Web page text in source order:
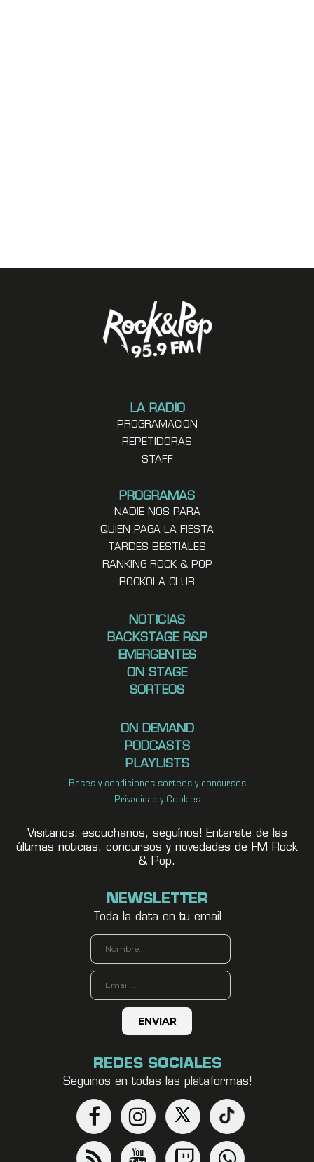
LA RADIO
PROGRAMACION
REPETIDORAS
STAFF
PROGRAMAS
NADIE NOS PARA
QUIEN PAGA LA FIESTA
TARDES BESTIALES
RANKING ROCK & POP
ROCKOLA CLUB
NOTICIAS
BACKSTAGE R&P
EMERGENTES
ON STAGE
SORTEOS
ON DEMAND
PODCASTS
PLAYLISTS
Bases y condiciones sorteos y concursos
Privacidad y Cookies
Visitanos, escuchanos, seguínos! Enterate de las
últimas noticias, concursos y novedades de FM Rock
& Pop.
NEWSLETTER
Toda la data en tu email
REDES SOCIALES
Seguinos en todas las plataformas!